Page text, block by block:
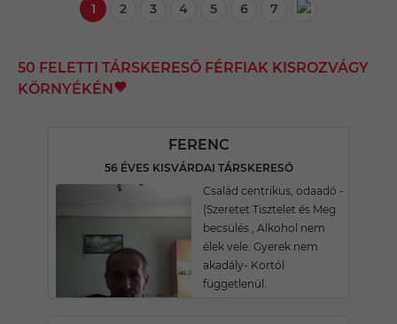
1 2 3 4 5 6 7
50 FELETTI TÁRSKERESŐ FÉRFIAK KISROZVÁGY
KÖRNYÉKÉN
FERENC
56 ÉVES KISVÁRDAI TÁRSKERESŐ
Család centrikus, odaadó -
(Szeretet Tisztelet és Meg
becsülés , Alkohol nem
élek vele. Gyerek nem
akadály- Kortól
függetlenül.